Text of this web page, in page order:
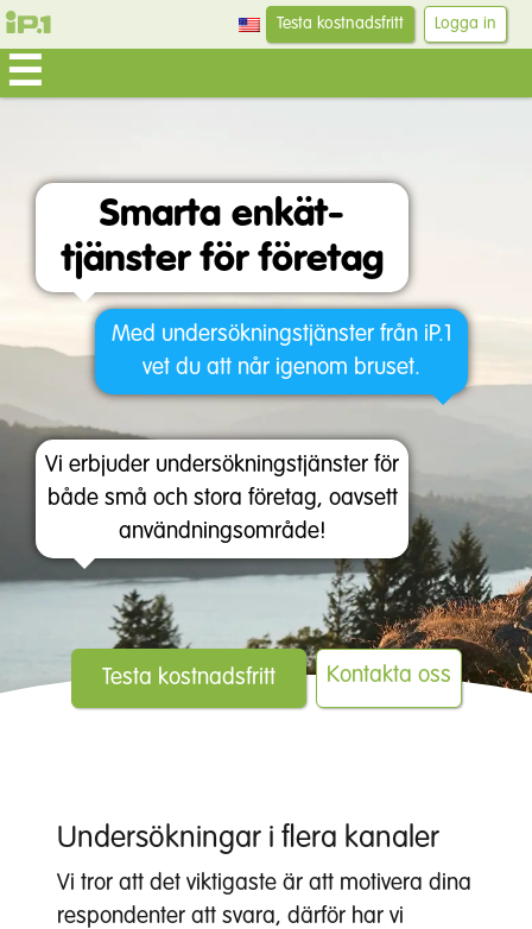
Testa kostnadsfritt Logga in
Smarta enkät-
tjänster för företag
Med undersökningstjänster från iP.1
vet du att når igenom bruset.
Vi erbjuder undersökningstjänster för
både små och stora företag, oavsett
användningsområde!
Testa kostnadsfritt Kontakta oss
Undersökningar i flera kanaler
Vi tror att det viktigaste är att motivera dina
respondenter att svara, därför har vi